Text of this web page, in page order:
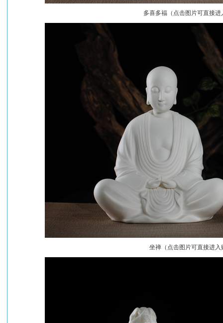
多喜多福（点击图片可直接进
坐禅（点击图片可直接进入